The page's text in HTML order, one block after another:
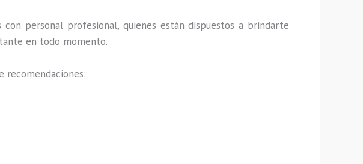
con personal profesional, quienes están dispuestos a brindarte
en todo momento.
recomendaciones: